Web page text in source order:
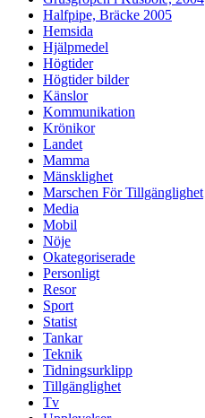
Halfpipe, Bräcke 2005
Hemsida
Hjälpmedel
Högtider
Högtider bilder
Känslor
Kommunikation
Krönikor
Landet
Mamma
Mänsklighet
Marschen För Tillgänglighet
Media
Mobil
Nöje
Okategoriserade
Personligt
Resor
Sport
Statist
Tankar
Teknik
Tidningsurklipp
Tillgänglighet
Tv